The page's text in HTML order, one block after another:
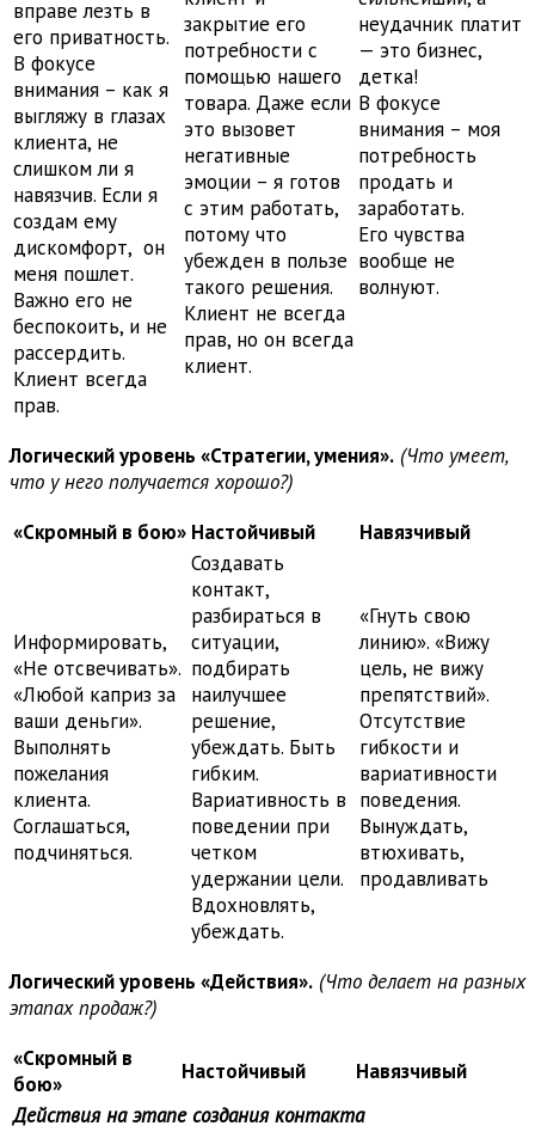
вправе лезть в
его приватность.
В фокусе
внимания – как я
выгляжу в глазах
клиента, не
слишком ли я
навязчив. Если я
создам ему
дискомфорт, он
меня пошлет.
Важно его не
беспокоить, и не
рассердить.
Клиент всегда
прав.
закрытие его
потребности с
помощью нашего
товара. Даже если
это вызовет
негативные
эмоции – я готов
с этим работать,
потому что
убежден в пользе
такого решения.
Клиент не всегда
прав, но он всегда
клиент.
неудачник платит
— это бизнес,
детка!
В фокусе
внимания – моя
потребность
продать и
заработать.
Его чувства
вообще не
волнуют.
Логический уровень «Стратегии, умения». (Что умеет,
что у него получается хорошо?)
«Скромный в бою» Настойчивый Навязчивый
Информировать,
«Не отсвечивать».
«Любой каприз за
ваши деньги».
Выполнять
пожелания
клиента.
Соглашаться,
подчиняться.
Создавать
контакт,
разбираться в
ситуации,
подбирать
наилучшее
решение,
убеждать. Быть
гибким.
Вариативность в
поведении при
четком
удержании цели.
Вдохновлять,
убеждать.
«Гнуть свою
линию». «Вижу
цель, не вижу
препятствий».
Отсутствие
гибкости и
вариативности
поведения.
Вынуждать,
втюхивать,
продавливать
Логический уровень «Действия». (Что делает на разных
этапах продаж?)
«Скромный в
бою»
Настойчивый
Навязчивый
Действия на этапе создания контакта